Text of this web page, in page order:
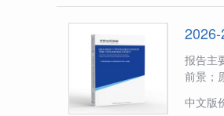
报告主
前景；
中文版